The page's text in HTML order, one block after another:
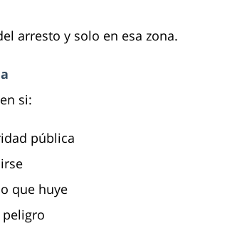
arresto y solo en esa zona.
si:
pública
que huye
peligro